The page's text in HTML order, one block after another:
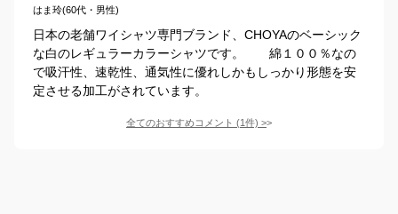
はま玲(60代・男性)
日本の老舗ワイシャツ専門ブランド、CHOYAのベーシック
な白のレギュラーカラーシャツです。 綿１００％なの
で吸汗性、速乾性、通気性に優れしかもしっかり形態を安
定させる加工がされています。
全てのおすすめコメント (1件) >